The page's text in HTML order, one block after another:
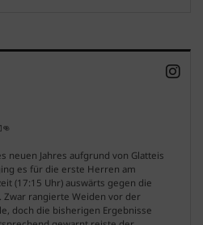
neuen Jahres aufgrund von Glatteis
es für die erste Herren am
(17:15 Uhr) auswärts gegen die
rangierte Weiden vor der
doch die bisherigen Ergebnisse